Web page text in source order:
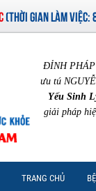
(THỜI GIAN LÀM VIỆC:
ĐỈNH
ưu tú
Yếu Sinh
giải pháp
TRANG CHỦ